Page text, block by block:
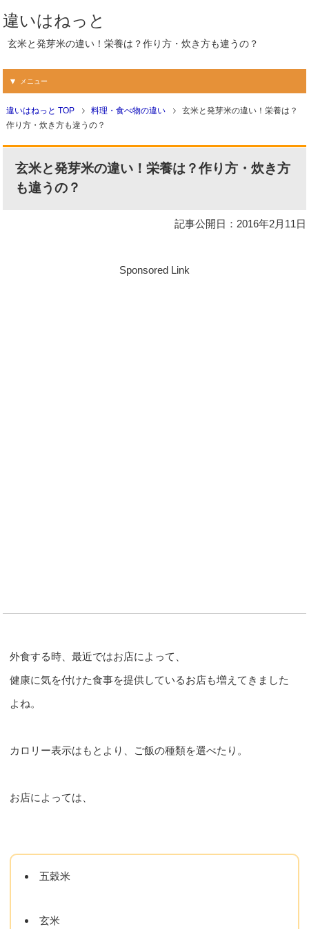
違いはねっと
玄米と発芽米の違い！栄養は？作り方・炊き方も違うの？
メニュー
違いはねっと TOP 料理・食べ物の違い
玄米と発芽米の違い！栄養は？
作り方・炊き方も違うの？
玄米と発芽米の違い！栄養は？作り方・炊き方
も違うの？
記事公開日：2016年2月11日
Sponsored Link
外食する時、最近ではお店によって、
健康に気を付けた食事を提供しているお店も増えてきました
よね。
カロリー表示はもとより、ご飯の種類を選べたり。
お店によっては、
五穀米
玄米